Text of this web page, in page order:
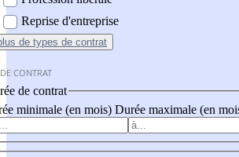
Reprise d'entreprise
de types de contrat
CONTRAT
de contrat
minimale (en mois) Durée maximale (en